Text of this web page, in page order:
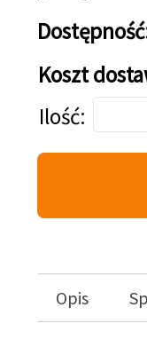
Koszt
Dodaj do koszyka
Ilość
Opis